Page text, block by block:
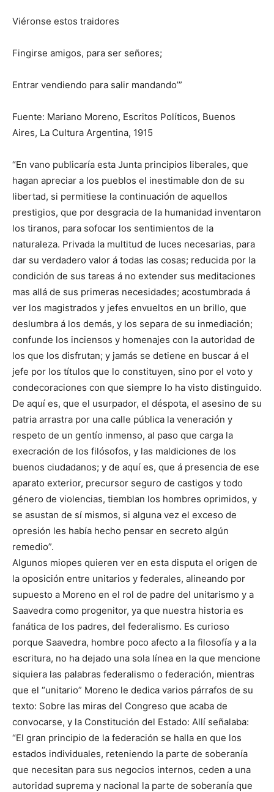
Viéronse estos traidores
Fingirse amigos, para ser señores;
Entrar vendiendo para salir mandando’”
Fuente: Mariano Moreno, Escritos Políticos, Buenos
Aires, La Cultura Argentina, 1915
“En vano publicaría esta Junta principios liberales, que
hagan apreciar a los pueblos el inestimable don de su
libertad, si permitiese la continuación de aquellos
prestigios, que por desgracia de la humanidad inventaron
los tiranos, para sofocar los sentimientos de la
naturaleza. Privada la multitud de luces necesarias, para
dar su verdadero valor á todas las cosas; reducida por la
condición de sus tareas á no extender sus meditaciones
mas allá de sus primeras necesidades; acostumbrada á
ver los magistrados y jefes envueltos en un brillo, que
deslumbra á los demás, y los separa de su inmediación;
confunde los inciensos y homenajes con la autoridad de
los que los disfrutan; y jamás se detiene en buscar á el
jefe por los títulos que lo constituyen, sino por el voto y
condecoraciones con que siempre lo ha visto distinguido.
De aquí es, que el usurpador, el déspota, el asesino de su
patria arrastra por una calle pública la veneración y
respeto de un gentío inmenso, al paso que carga la
execración de los filósofos, y las maldiciones de los
buenos ciudadanos; y de aquí es, que á presencia de ese
aparato exterior, precursor seguro de castigos y todo
género de violencias, tiemblan los hombres oprimidos, y
se asustan de sí mismos, si alguna vez el exceso de
opresión les había hecho pensar en secreto algún
remedio”.
Algunos miopes quieren ver en esta disputa el origen de
la oposición entre unitarios y federales, alineando por
supuesto a Moreno en el rol de padre del unitarismo y a
Saavedra como progenitor, ya que nuestra historia es
fanática de los padres, del federalismo. Es curioso
porque Saavedra, hombre poco afecto a la filosofía y a la
escritura, no ha dejado una sola línea en la que mencione
siquiera las palabras federalismo o federación, mientras
que el “unitario” Moreno le dedica varios párrafos de su
texto: Sobre las miras del Congreso que acaba de
convocarse, y la Constitución del Estado: Allí señalaba:
“El gran principio de la federación se halla en que los
estados individuales, reteniendo la parte de soberanía
que necesitan para sus negocios internos, ceden a una
autoridad suprema y nacional la parte de soberanía que